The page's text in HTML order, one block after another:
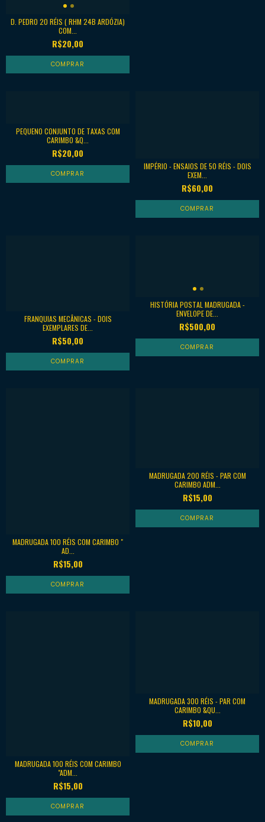
D. PEDRO 20 RÉIS ( RHM 24B ARDÓZIA)
COM...
R$20,00
PEQUENO CONJUNTO DE TAXAS COM
CARIMBO &Q...
R$20,00
IMPÉRIO - ENSAIOS DE 50 RÉIS - DOIS
EXEM...
R$60,00
FRANQUIAS MECÂNICAS - DOIS
EXEMPLARES DE...
R$50,00
HISTÓRIA POSTAL MADRUGADA -
ENVELOPE DE...
R$500,00
MADRUGADA 100 RÉIS COM CARIMBO "
AD...
R$15,00
MADRUGADA 200 RÉIS - PAR COM
CARIMBO ADM...
R$15,00
MADRUGADA 100 RÉIS COM CARIMBO
"ADM...
R$15,00
MADRUGADA 300 RÉIS - PAR COM
CARIMBO &QU...
R$10,00